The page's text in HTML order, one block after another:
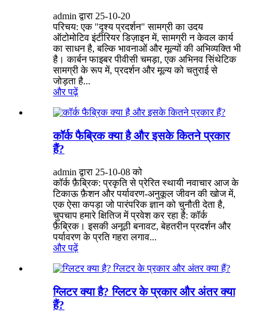
admin द्वारा 25-10-20
परिचय: एक "दृश्य प्रदर्शन" सामग्री का उदय
ऑटोमोटिव इंटीरियर डिज़ाइन में, सामग्री न केवल कार्य
का साधन है, बल्कि भावनाओं और मूल्यों की अभिव्यक्ति भी
है। कार्बन फाइबर पीवीसी चमड़ा, एक अभिनव सिंथेटिक
सामग्री के रूप में, प्रदर्शन और मूल्य को चतुराई से
जोड़ता है...
और पढ़ें
कॉर्क फैब्रिक क्या है और इसके कितने प्रकार
हैं?
admin द्वारा 25-10-08 को
कॉर्क फ़ैब्रिक: प्रकृति से प्रेरित स्थायी नवाचार आज के
टिकाऊ फ़ैशन और पर्यावरण-अनुकूल जीवन की खोज में,
एक ऐसा कपड़ा जो पारंपरिक ज्ञान को चुनौती देता है,
चुपचाप हमारे क्षितिज में प्रवेश कर रहा है: कॉर्क
फ़ैब्रिक। इसकी अनूठी बनावट, बेहतरीन प्रदर्शन और
पर्यावरण के प्रति गहरा लगाव...
और पढ़ें
ग्लिटर क्या है? ग्लिटर के प्रकार और अंतर क्या
हैं?